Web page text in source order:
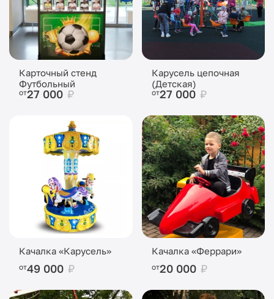
Карточный стенд
Футбольный
от27 000 ₽
Карусель цепочная
(Детская)
от27 000 ₽
Качалка «Карусель»
от49 000 ₽
Качалка «Феррари»
от20 000 ₽